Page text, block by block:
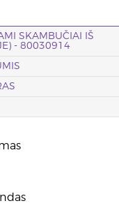
SKAMBUČIAI IŠ
- 80030914